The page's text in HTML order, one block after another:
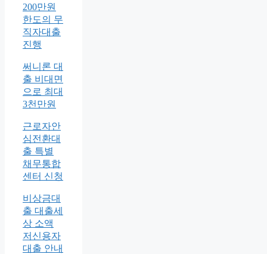
200만원
한도의 무
직자대출
진행
써니론 대
출 비대면
으로 최대
3천만원
근로자안
심전환대
출 특별
채무통합
센터 신청
비상금대
출 대출세
상 소액
저신용자
대출 안내